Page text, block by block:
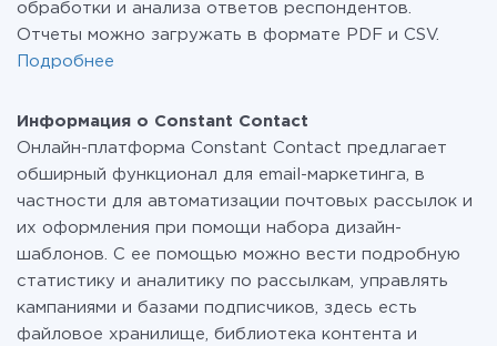
обработки и анализа ответов респондентов.
Отчеты можно загружать в формате PDF и CSV.
Подробнее
Информация о Constant Contact
Онлайн-платформа Constant Contact предлагает
обширный функционал для email-маркетинга, в
частности для автоматизации почтовых рассылок и
их оформления при помощи набора дизайн-
шаблонов. С ее помощью можно вести подробную
статистику и аналитику по рассылкам, управлять
кампаниями и базами подписчиков, здесь есть
файловое хранилище, библиотека контента и